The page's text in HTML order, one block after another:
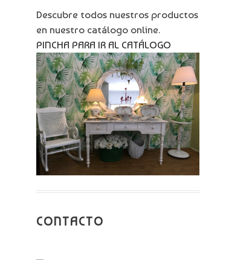
Descubre todos nuestros productos
en nuestro catálogo online.
PINCHA PARA IR AL CATÁLOGO
CONTACTO